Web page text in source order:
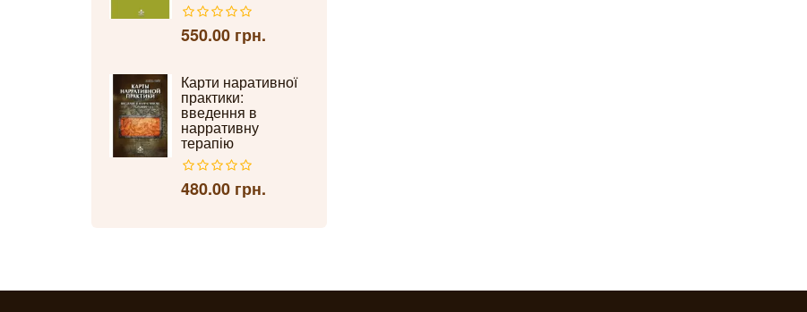
550.00 грн.
Карти наративної
практики:
введення в
нарративну
терапію
480.00 грн.